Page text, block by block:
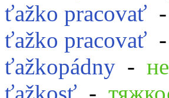
ťažko pracovať -
ťažko pracovať -
ťažkopádny -